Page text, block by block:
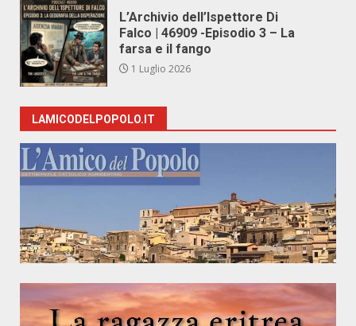
L’Archivio dell’Ispettore Di
Falco | 46909 -Episodio 3 – La
farsa e il fango
1 Luglio 2026
LAMICODELPOPOLO.IT